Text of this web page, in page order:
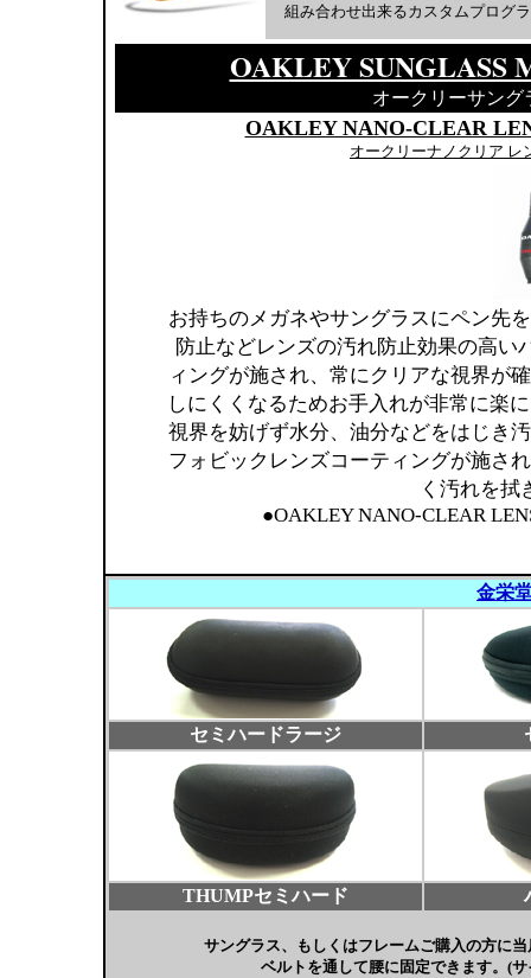
組み合わせ出来るカスタムプログ
OAKLEY SUNGLASS
オークリーサン
OAKLEY NANO-CLEAR
オークリーナノクリア
お持ちのメガネやサングラスにペン先
防止などレンズの汚れ防止効果の高
ィングが施され、常にクリアな視界が
しにくくなるためお手入れが非常に楽
視界を妨げず水分、油分などをはじき
フォビックレンズコーティングが施さ
く汚れを拭
●OAKLEY NANO-CLEAR
金栄
セミハードラージ
THUMPセミハード
サングラス、もしくはフレームご購入の方に
ベルトを通して腰に固定できます。(